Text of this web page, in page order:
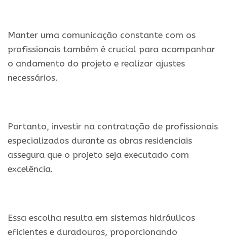
Manter uma comunicação constante com os
profissionais também é crucial para acompanhar
o andamento do projeto e realizar ajustes
necessários.
Portanto, investir na contratação de profissionais
especializados durante as obras residenciais
assegura que o projeto seja executado com
excelência.
Essa escolha resulta em sistemas hidráulicos
eficientes e duradouros, proporcionando